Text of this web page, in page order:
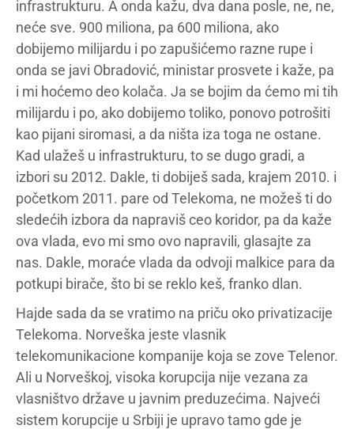
infrastrukturu. A onda kažu, dva dana posle, ne, ne,
neće sve. 900 miliona, pa 600 miliona, ako
dobijemo milijardu i po zapušićemo razne rupe i
onda se javi Obradović, ministar prosvete i kaže, pa
i mi hoćemo deo kolača. Ja se bojim da ćemo mi tih
milijardu i po, ako dobijemo toliko, ponovo potrošiti
kao pijani siromasi, a da ništa iza toga ne ostane.
Kad ulažeš u infrastrukturu, to se dugo gradi, a
izbori su 2012. Dakle, ti dobiješ sada, krajem 2010. i
početkom 2011. pare od Telekoma, ne možeš ti do
sledećih izbora da napraviš ceo koridor, pa da kaže
ova vlada, evo mi smo ovo napravili, glasajte za
nas. Dakle, moraće vlada da odvoji malkice para da
potkupi birače, što bi se reklo keš, franko dlan.
Hajde sada da se vratimo na priču oko privatizacije
Telekoma. Norveška jeste vlasnik
telekomunikacione kompanije koja se zove Telenor.
Ali u Norveškoj, visoka korupcija nije vezana za
vlasništvo države u javnim preduzećima. Najveći
sistem korupcije u Srbiji je upravo tamo gde je